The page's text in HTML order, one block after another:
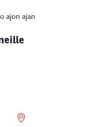
ajon ajan